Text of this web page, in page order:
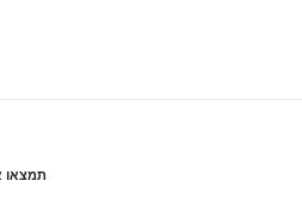
תמצאו